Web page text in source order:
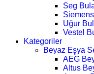
Seg
Uğur
Vestel
Kategoriler
Beyaz Eşya
AEG
Altus